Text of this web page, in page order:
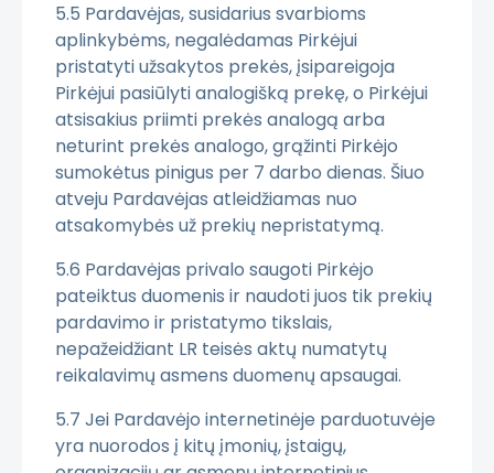
5.5 Pardavėjas, susidarius svarbioms
aplinkybėms, negalėdamas Pirkėjui
pristatyti užsakytos prekės, įsipareigoja
Pirkėjui pasiūlyti analogišką prekę, o Pirkėjui
atsisakius priimti prekės analogą arba
neturint prekės analogo, grąžinti Pirkėjo
sumokėtus pinigus per 7 darbo dienas. Šiuo
atveju Pardavėjas atleidžiamas nuo
atsakomybės už prekių nepristatymą.
5.6 Pardavėjas privalo saugoti Pirkėjo
pateiktus duomenis ir naudoti juos tik prekių
pardavimo ir pristatymo tikslais,
nepažeidžiant LR teisės aktų numatytų
reikalavimų asmens duomenų apsaugai.
5.7 Jei Pardavėjo internetinėje parduotuvėje
yra nuorodos į kitų įmonių, įstaigų,